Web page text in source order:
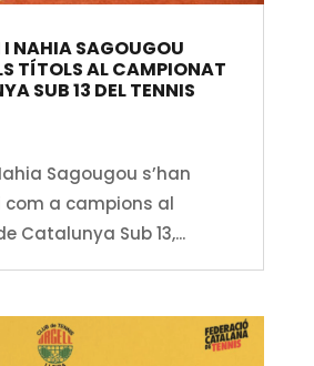
NAHIA SAGOUGOU
TÍTOLS AL CAMPIONAT
SUB 13 DEL TENNIS
Sagougou s’han
a campions al
Catalunya Sub 13,...